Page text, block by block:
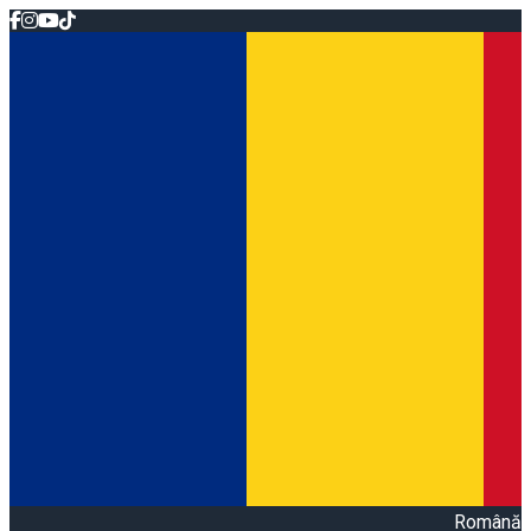
Română